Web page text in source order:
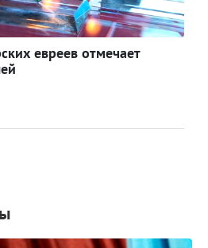
евреев отмечает